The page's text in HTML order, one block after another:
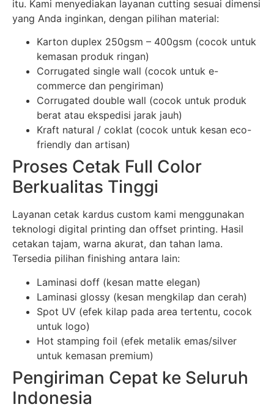
itu. Kami menyediakan layanan cutting sesuai dimensi
yang Anda inginkan, dengan pilihan material:
Karton duplex 250gsm – 400gsm (cocok untuk
kemasan produk ringan)
Corrugated single wall (cocok untuk e-
commerce dan pengiriman)
Corrugated double wall (cocok untuk produk
berat atau ekspedisi jarak jauh)
Kraft natural / coklat (cocok untuk kesan eco-
friendly dan artisan)
Proses Cetak Full Color
Berkualitas Tinggi
Layanan cetak kardus custom kami menggunakan
teknologi digital printing dan offset printing. Hasil
cetakan tajam, warna akurat, dan tahan lama.
Tersedia pilihan finishing antara lain:
Laminasi doff (kesan matte elegan)
Laminasi glossy (kesan mengkilap dan cerah)
Spot UV (efek kilap pada area tertentu, cocok
untuk logo)
Hot stamping foil (efek metalik emas/silver
untuk kemasan premium)
Pengiriman Cepat ke Seluruh
Indonesia